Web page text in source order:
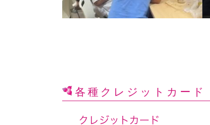
各種クレジットカード